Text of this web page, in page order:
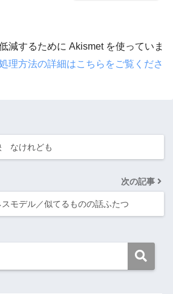
減するために Akismet を使っていま
理方法の詳細はこちらをご覧くださ
なけれども
次の記事
モデル／似てるものの話ふたつ